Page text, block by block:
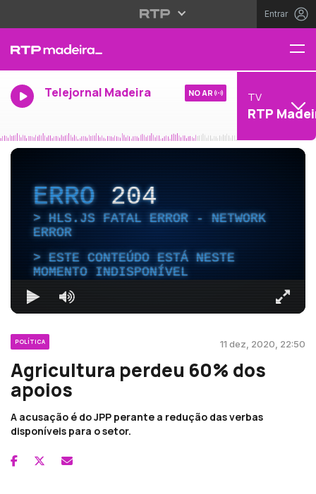
Entrar
Telejornal Madeira NO AR TV
RTP
ERRO204
HLS.JS FATAL ERROR - NETWORK
ERROR
ESTE CONTEÚDO ESTÁ NESTE
MOMENTO INDISPONÍVEL
POLÍTICA 11 dez, 2020, 22:50
Agricultura perdeu 60% dos
apoios
A acusação é do JPP perante a redução das verbas
disponíveis para o setor.